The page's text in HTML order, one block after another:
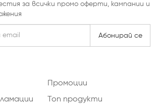
за всички промо оферти, кампании и
Абонирай се
Промоции
Топ продукти